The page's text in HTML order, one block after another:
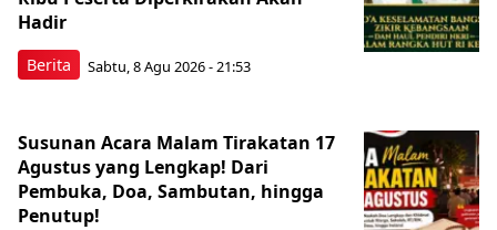
Berita
Hadir
Sabtu, 8 Agu 2026 - 21:53
Susunan Acara Malam Tirakatan 17
Agustus yang Lengkap! Dari
Pembuka, Doa, Sambutan, hingga
Penutup!